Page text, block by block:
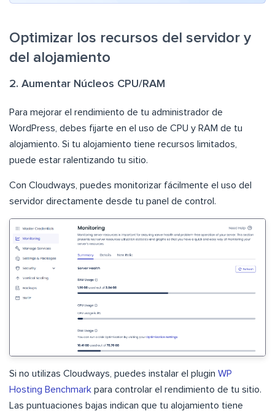
Optimizar los recursos del servidor y
del alojamiento
2. Aumentar Núcleos CPU/RAM
Para mejorar el rendimiento de tu administrador de
WordPress, debes fijarte en el uso de CPU y RAM de tu
alojamiento. Si tu alojamiento tiene recursos limitados,
puede estar ralentizando tu sitio.
Con Cloudways, puedes monitorizar fácilmente el uso del
servidor directamente desde tu panel de control.
Si no utilizas Cloudways, puedes instalar el plugin WP
Hosting Benchmark para controlar el rendimiento de tu sitio.
Las puntuaciones bajas indican que tu alojamiento tiene